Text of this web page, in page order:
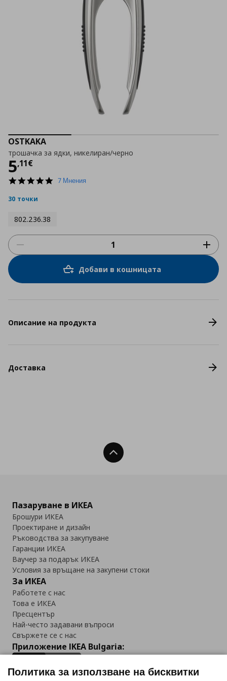
OSTKAKA
трошачка за ядки, никелиран/черно
5,11€
Цена
5.0
7 Мнения
30 точки
802.236.38
Добави в кошницата
Описание на продукта
Доставка
Нагоре
Пазаруване в ИКЕА
Брошури ИКЕА
Проектиране и дизайн
Ръководства за закупуване
Гаранции ИКЕА
Ваучер за подарък ИКЕА
Условия за връщане на закупени стоки
За ИКЕА
Работете с нас
Това е ИКЕА
Пресцентър
Най-често задавани въпроси
Свържете се с нас
Приложение IKEA Bulgaria:
Политика за използване на бисквитки